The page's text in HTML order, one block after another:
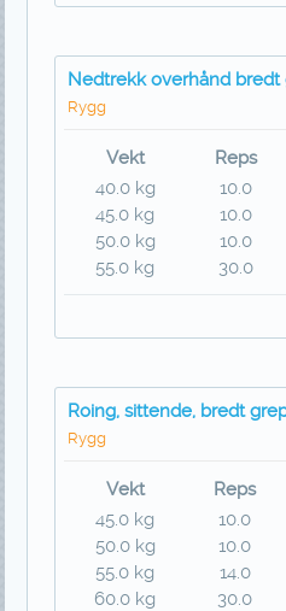
Nedtrekk overhånd bredt
Rygg
Vekt Reps
40.0 kg
10.0
45.0 kg
10.0
50.0 kg
10.0
55.0 kg
30.0
Roing, sittende, bredt
Rygg
Vekt Reps
45.0 kg
10.0
50.0 kg
10.0
55.0 kg
14.0
60.0 kg
30.0